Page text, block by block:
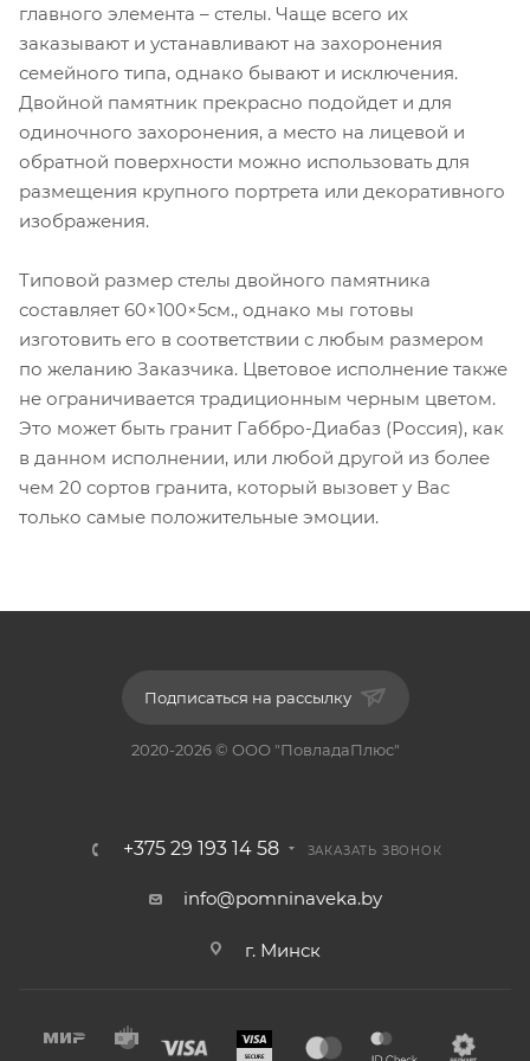
главного элемента – стелы. Чаще всего их
заказывают и устанавливают на захоронения
семейного типа, однако бывают и исключения.
Двойной памятник прекрасно подойдет и для
одиночного захоронения, а место на лицевой и
обратной поверхности можно использовать для
размещения крупного портрета или декоративного
изображения.
Типовой размер стелы двойного памятника
составляет 60×100×5см., однако мы готовы
изготовить его в соответствии с любым размером
по желанию Заказчика. Цветовое исполнение также
не ограничивается традиционным черным цветом.
Это может быть гранит Габбро-Диабаз (Россия), как
в данном исполнении, или любой другой из более
чем 20 сортов гранита, который вызовет у Вас
только самые положительные эмоции.
Подписаться на рассылку
2020-2026 © ООО "ПовладаПлюс"
+375 29 193 14 58 ЗАКАЗАТЬ ЗВОНОК
info@pomninaveka.by
г. Минск